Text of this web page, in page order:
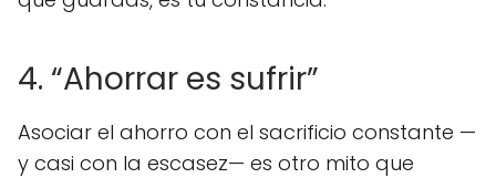
4. “Ahorrar es sufrir”
Asociar el ahorro con el sacrificio constante —
y casi con la escasez— es otro mito que